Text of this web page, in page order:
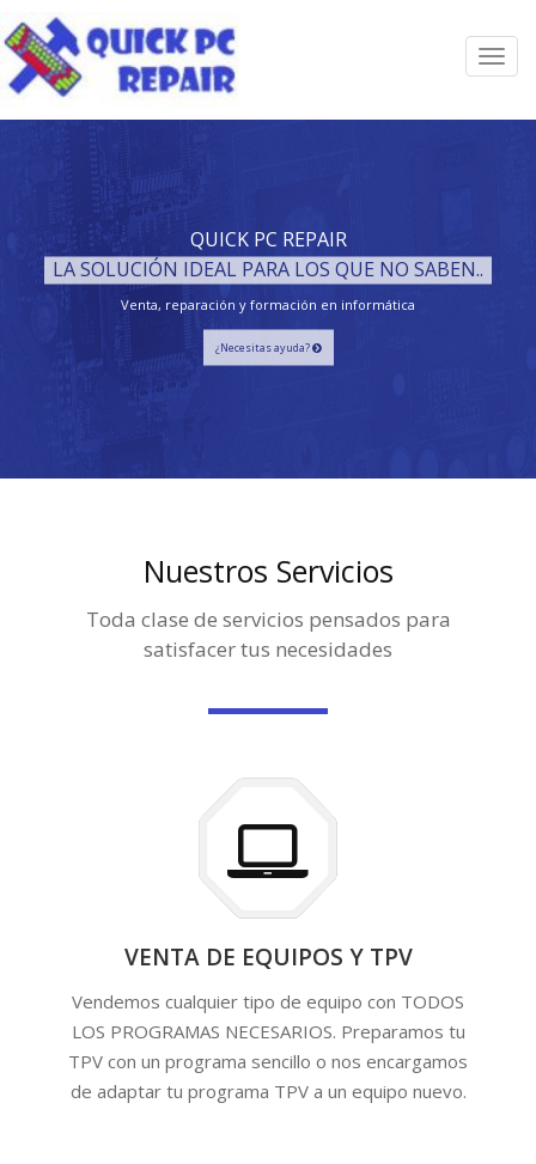
QUICK PC REPAIR
LA SOLUCIÓN IDEAL PARA LOS QUE NO SABEN..
Venta, reparación y formación en informática
¿Necesitas ayuda?
Nuestros Servicios
Toda clase de servicios pensados para
satisfacer tus necesidades
VENTA DE EQUIPOS Y TPV
Vendemos cualquier tipo de equipo con TODOS
LOS PROGRAMAS NECESARIOS. Preparamos tu
TPV con un programa sencillo o nos encargamos
de adaptar tu programa TPV a un equipo nuevo.